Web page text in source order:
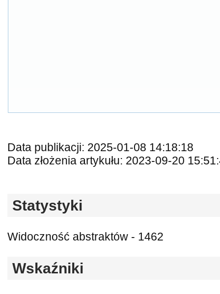
Data publikacji: 2025-01-08 14:18:18
Data złożenia artykułu: 2023-09-20
Statystyki
Widoczność abstraktów - 1462
Wskaźniki